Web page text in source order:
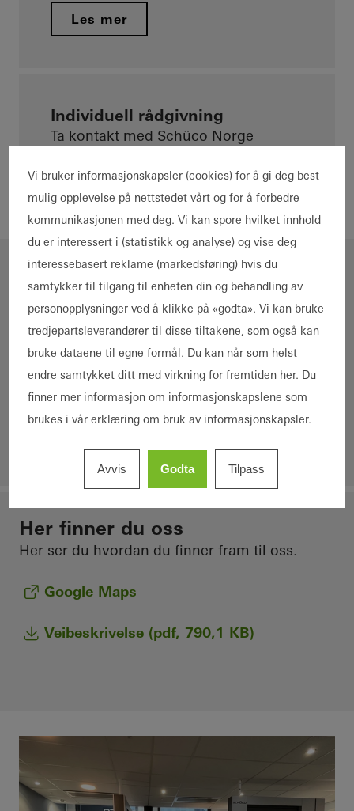
Les mer
Individuell rådgivning
Ta kontakt med Schüco Norge
Schüco Norway AS
Besøks- og postadresse:
Helsfyr Atrium, Innspurten 15
+47 23 13 40 80
norge@schueco.com
Her finner du oss
Her ser du hvordan du finner fram til oss.
Google Maps
Veibeskrivelse (pdf, 790,1 KB)
Vi bruker informasjonskapsler (cookies) for å gi deg best
mulig opplevelse på nettstedet vårt og for å forbedre
kommunikasjonen med deg. Vi kan spore hvilket innhold
du er interessert i (statistikk og analyse) og vise deg
interessebasert reklame (markedsføring) hvis du
samtykker til tilgang til enheten din og behandling av
personopplysninger ved å klikke på «godta». Vi kan bruke
tredjepartsleverandører til disse tiltakene, som også kan
bruke dataene til egne formål. Du kan når som helst
endre samtykket ditt med virkning for fremtiden her. Du
finner mer informasjon om informasjonskapslene som
brukes i vår erklæring om bruk av informasjonskapsler.
Avvis Godta Tilpass